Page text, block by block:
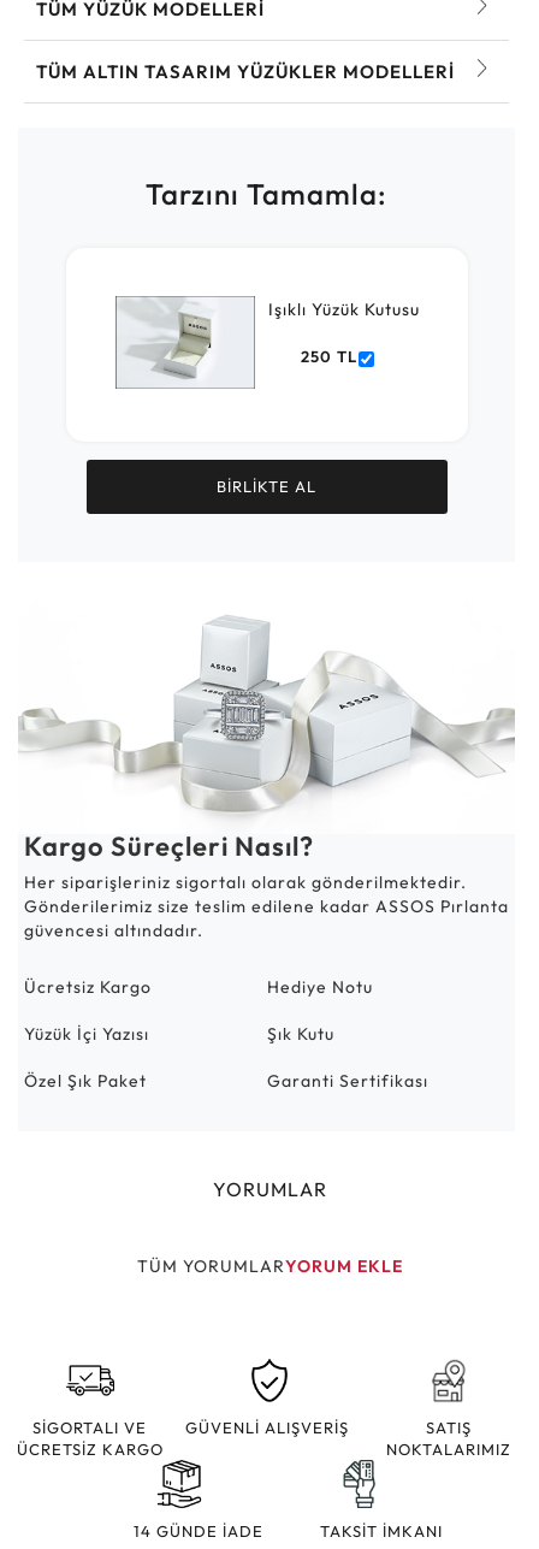
TÜM YÜZÜK MODELLERI
TÜM ALTIN TASARIM YÜZÜKLER MODELLERI
Tarzını Tamamla:
Işıklı Yüzük Kutusu
250 TL
BİRLİKTE AL
Kargo Süreçleri Nasıl?
Her siparişleriniz sigortalı olarak gönderilmektedir.
Gönderilerimiz size teslim edilene kadar ASSOS Pırlanta
güvencesi altındadır.
Ücretsiz Kargo Hediye Notu
Yüzük İçi Yazısı Şık Kutu
Özel Şık Paket Garanti Sertifikası
YORUMLAR
TÜM YORUMLARYORUM EKLE
SİGORTALI VE
ÜCRETSİZ KARGO
GÜVENLİ ALIŞVERİŞ
SATIŞ
NOKTALARIMIZ
14 GÜNDE İADE TAKSİT İMKANI